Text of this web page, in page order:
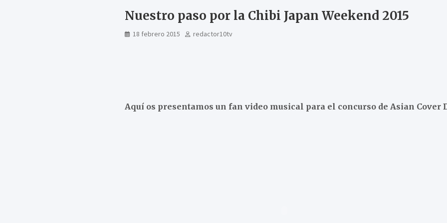
Nuestro paso por la Chibi Japan Weekend 2015
18 febrero 2015 redactor10tv
Aquí os presentamos un fan video musical para el concurso de Asian Cover